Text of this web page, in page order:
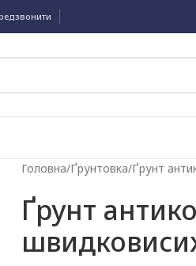
Головна Ґрунтовка Ґрунт
Ґрунт